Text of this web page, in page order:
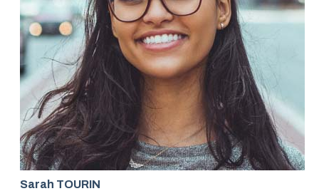
Sarah TOURIN